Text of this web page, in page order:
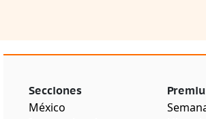
Secciones
México